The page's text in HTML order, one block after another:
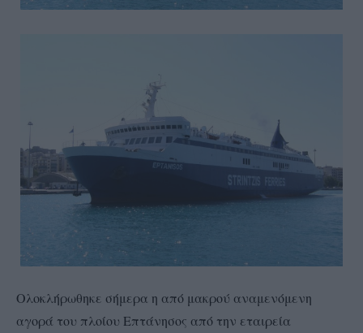
Ολοκλήρωθηκε σήμερα η από μακρού αναμενόμενη
αγορά του πλοίου Επτάνησος από την εταιρεία